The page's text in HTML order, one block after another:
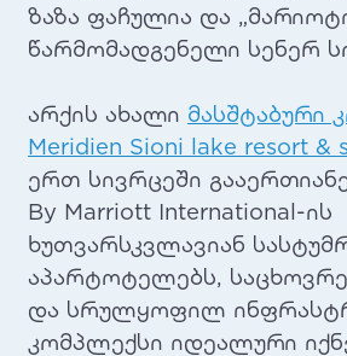
ზაზა ფაჩულია და
წარმომადგენელი სენერ
არქის ახალი მასშტაბური
Meridien Sioni lake resort &
ერთ სივრცეში
By Marriott International-ის
ხუთვარსკვლავიან
აპარტოტელებს,
და სრულყოფილ
კომპლექსი იდეალური